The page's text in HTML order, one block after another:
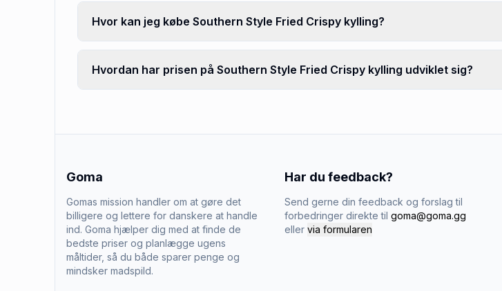
Hvor kan jeg købe Southern Style Fried Crispy kylling?
Hvordan har prisen på Southern Style Fried Crispy kylling udviklet sig?
Goma
Gomas mission handler om at gøre det
billigere og lettere for danskere at handle
ind. Goma hjælper dig med at finde de
bedste priser og planlægge ugens
måltider, så du både sparer penge og
mindsker madspild.
Har du feedback?
Send gerne din feedback og forslag til
forbedringer direkte til goma@goma.gg
eller via formularen